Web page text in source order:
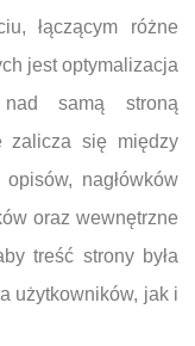
łączącym różne
jest optymalizacja
samą stroną
zalicza się między
nagłówków
oraz wewnętrzne
treść strony była
użytkowników, jak i